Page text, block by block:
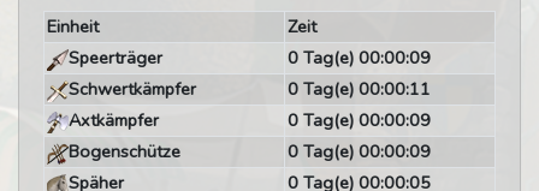
Einheit
Zeit
Speerträger
0 Tag(e) 00:00:09
Schwertkämpfer
0 Tag(e) 00:00:11
Axtkämpfer
0 Tag(e) 00:00:09
Bogenschütze
0 Tag(e) 00:00:09
Späher
0 Tag(e) 00:00:05